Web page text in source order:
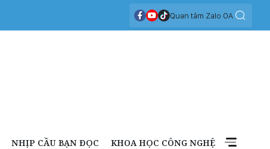
Quan tâm Zalo OA
NHỊP CẦU BẠN ĐỌC KHOA HỌC CÔNG NGHỆ